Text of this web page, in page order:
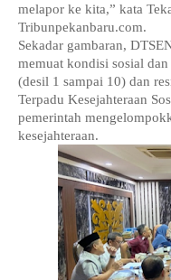
melapor ke kita,” kata
Tribunpekanbaru.com.
Sekadar gambaran,
memuat kondisi sosial
(desil 1 sampai 10) dan
Terpadu Kesejahteraan
pemerintah
kesejahteraan.